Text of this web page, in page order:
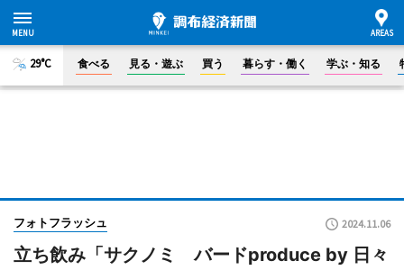
29°C 食べる 見る・遊ぶ 買う 暮らす・働く 学ぶ・知る
フォトフラッシュ 2024.11.06
立ち飲み「サクノミ バードproduce by 日々